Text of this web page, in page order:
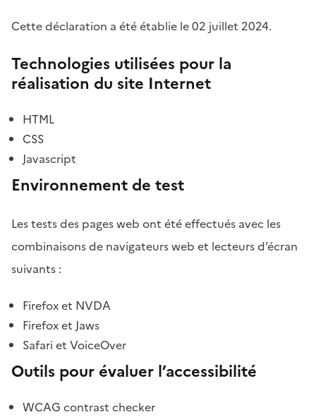
Cette déclaration a été établie le 02 juillet 2024.
Technologies utilisées pour la
réalisation du site Internet
HTML
CSS
Javascript
Environnement de test
Les tests des pages web ont été effectués avec les
combinaisons de navigateurs web et lecteurs d’écran
suivants :
Firefox et NVDA
Firefox et Jaws
Safari et VoiceOver
Outils pour évaluer l’accessibilité
WCAG contrast checker